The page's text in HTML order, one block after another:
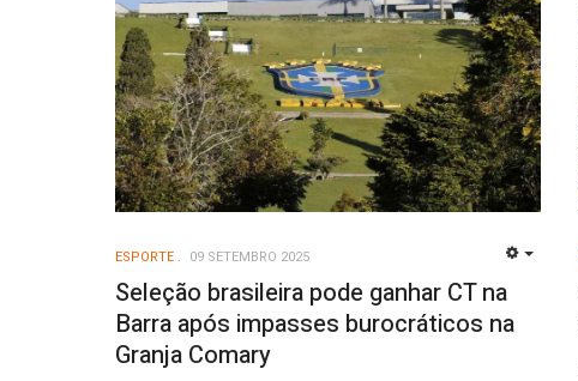
ESPORTE 09 SETEMBRO 2025
Seleção brasileira pode ganhar CT na
Barra após impasses burocráticos na
Granja Comary